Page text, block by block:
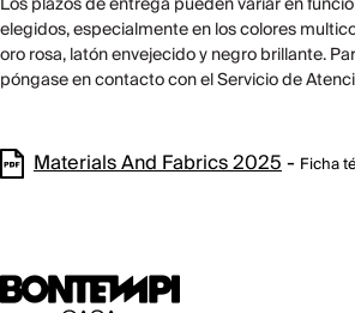
elegidos, especialmente en los colores
oro rosa, latón envejecido y negro brillante.
póngase en contacto con el Servicio de
Materials And Fabrics 2025- Ficha